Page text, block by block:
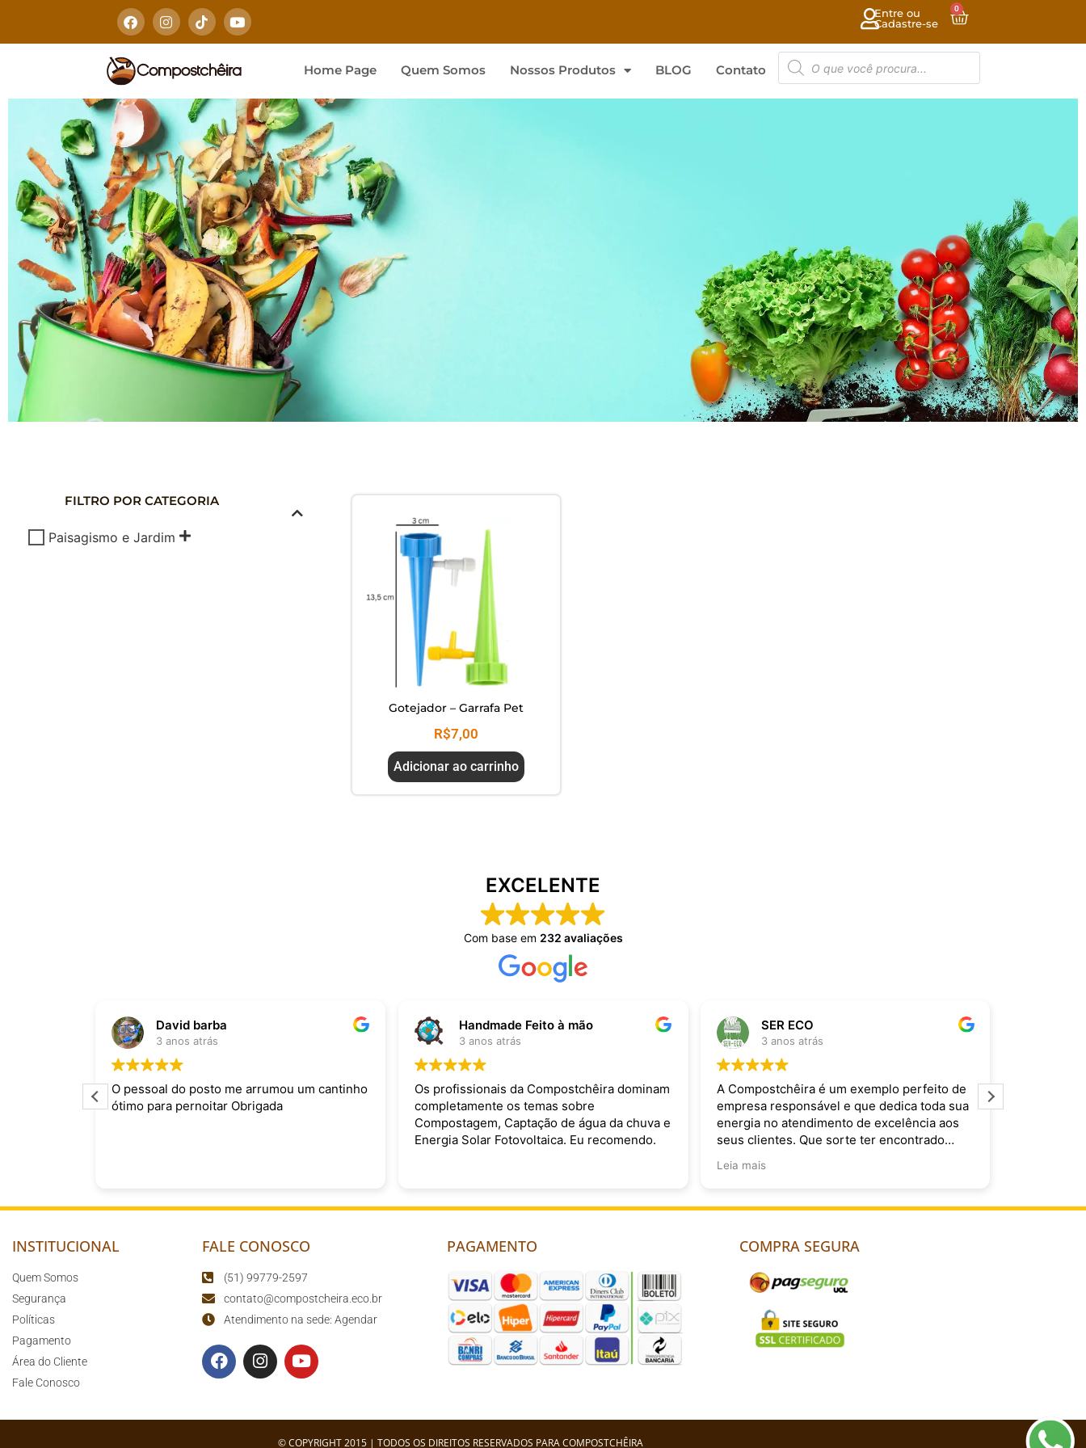
Entre ou
Cadastre-se
0
Home Page Quem Somos Nossos Produtos BLOG Contato
DOMÉSTICA
Composte seus Resíduos - Trate seu Jardim -
FILTRO POR CATEGORIA
Paisagismo e Jardim
Gotejador – Garrafa Pet
R$7,00
Adicionar ao carrinho
EXCELENTE
Com base em 232 avaliações
David barba
3 anos atrás
O pessoal do posto me arrumou um cantinho
ótimo para pernoitar Obrigada
Handmade Feito à mão
3 anos atrás
Os profissionais da Compostchêira dominam
completamente os temas sobre
Compostagem, Captação de água da chuva e
Energia Solar Fotovoltaica. Eu recomendo.
SER ECO
3 anos atrás
A Compostchêira é um exemplo perfeito de
empresa responsável e que dedica toda sua
energia no atendimento de excelência aos
seus clientes. Que sorte ter encontrado
Leia mais
INSTITUCIONAL
Quem Somos
Segurança
Políticas
Pagamento
Área do Cliente
Fale Conosco
FALE CONOSCO
(51) 99779-2597
contato@compostcheira.eco.br
Atendimento na sede: Agendar
PAGAMENTO COMPRA SEGURA
© COPYRIGHT 2015 | TODOS OS DIREITOS RESERVADOS PARA COMPOSTCHÊIRA